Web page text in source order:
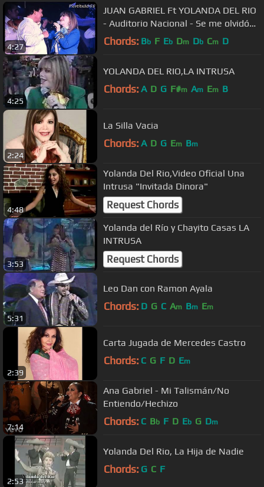
4:27
JUAN GABRIEL Ft YOLANDA DEL RIO
- Auditorio Nacional - Se me olvidó
otra vez - 19/sep/2015
Chords: Bb F Eb Dm Db Cm D
4:25
YOLANDA DEL RIO,LA INTRUSA
Chords: A D G F#m Am Em B
2:24
La Silla Vacia
Chords: A D G Em Bm
4:48
Yolanda Del Rio,Video Oficial Una
Intrusa "Invitada Dinora"
Request Chords
3:53
Yolanda del Río y Chayito Casas LA
INTRUSA
Request Chords
5:31
Leo Dan con Ramon Ayala
Chords: D G C Am Bm Em
2:39
Carta Jugada de Mercedes Castro
Chords: C G F D Em
7:14
Ana Gabriel - Mi Talismán/No
Entiendo/Hechizo
Chords: C Bb F D Eb G Dm
2:53
Yolanda Del Rio, La Hija de Nadie
Chords: G C F